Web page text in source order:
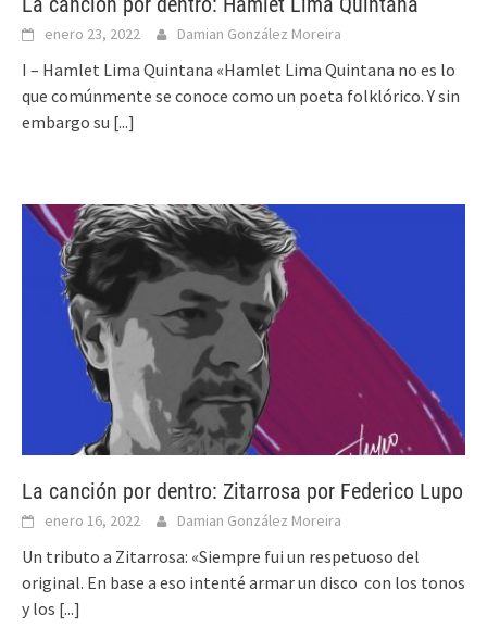
enero 23, 2022 Damian González Moreira
I – Hamlet Lima Quintana «Hamlet Lima Quintana no es lo
que comúnmente se conoce como un poeta folklórico. Y sin
embargo su [...]
La canción por dentro: Zitarrosa por Federico Lupo
enero 16, 2022 Damian González Moreira
Un tributo a Zitarrosa: «Siempre fui un respetuoso del
original. En base a eso intenté armar un disco con los tonos
y los [...]